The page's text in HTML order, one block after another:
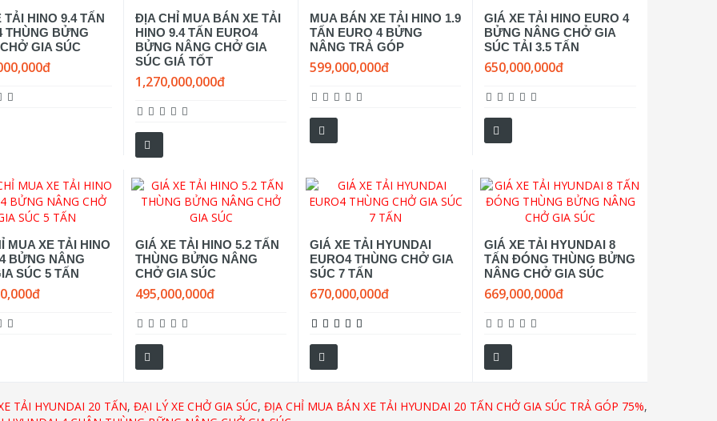
TẢI HINO 9.4 TẤN
THÙNG BỬNG
GIA SÚC
ĐỊA CHỈ MUA BÁN XE TẢI
HINO 9.4 TẤN EURO4
BỬNG NÂNG CHỞ GIA
SÚC GIÁ TỐT
1,270,000,000đ
MUA BÁN XE TẢI HINO 1.9
TẤN EURO 4 BỬNG
NÂNG TRẢ GÓP
599,000,000đ
GIÁ XE TẢI HINO EURO 4
BỬNG NÂNG CHỞ GIA
SÚC TẢI 3.5 TẤN
650,000,000đ
MUA XE TẢI HINO
BỬNG NÂNG
SÚC 5 TẤN
GIÁ XE TẢI HINO 5.2 TẤN
THÙNG BỬNG NÂNG
CHỞ GIA SÚC
495,000,000đ
GIÁ XE TẢI HYUNDAI
EURO4 THÙNG CHỞ GIA
SÚC 7 TẤN
670,000,000đ
GIÁ XE TẢI HYUNDAI 8
TẤN ĐÓNG THÙNG BỬNG
NÂNG CHỞ GIA SÚC
669,000,000đ
TẢI HYUNDAI 20 TẤN, ĐẠI LÝ XE CHỞ GIA SÚC, ĐỊA CHỈ MUA BÁN XE TẢI HYUNDAI 20 TẤN CHỞ GIA SÚC TRẢ GÓP 75%,